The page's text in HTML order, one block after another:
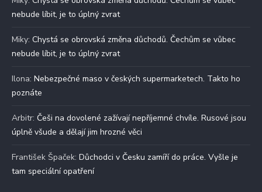
nebude líbit, je to úplný zvrat
Miky: Chystá se obrovská změna důchodů. Čechům se vůbec
nebude líbit, je to úplný zvrat
Ilona: Nebezpečné maso v českých supermarketech. Takto ho
poznáte
Arbitr: Češi na dovolené zažívají nepříjemné chvíle. Rusové jsou
úplně všude a dělají jim hrozné věci
František Špaček: Důchodci v Česku zamíří do práce. Vyšle je
tam speciální opatření